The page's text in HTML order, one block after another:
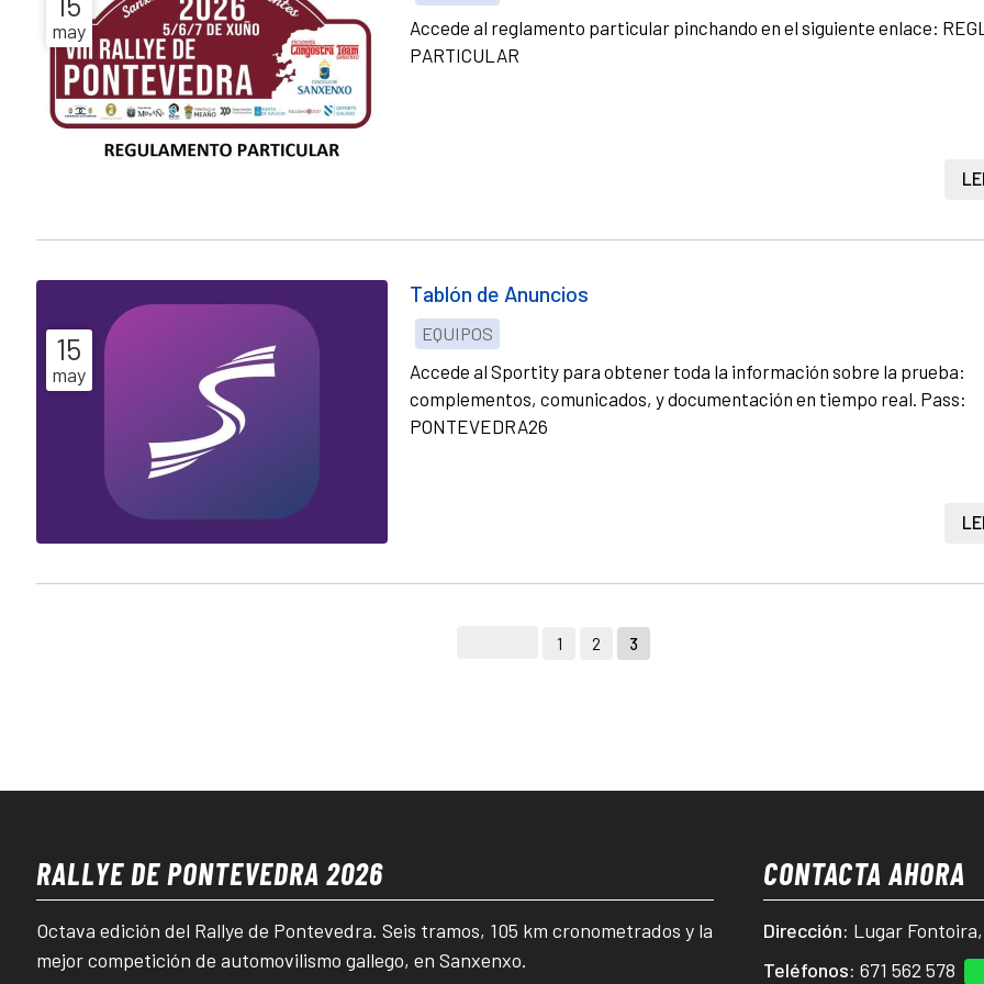
may
Accede al reglamento particular pinchando en el siguiente enlace:
PARTICULAR
15
may
Tablón de Anuncios
EQUIPOS
Accede al Sportity para obtener toda la información sobre la prueba:
complementos, comunicados, y documentación en tiempo real. Pass:
PONTEVEDRA26
1 2 3
RALLYE DE PONTEVEDRA 2026
Octava edición del Rallye de Pontevedra. Seis tramos, 105 km cronometrados y la
mejor competición de automovilismo gallego, en Sanxenxo.
CONTACTA AHORA
Dirección: Lugar
Teléfonos: 671 562 578